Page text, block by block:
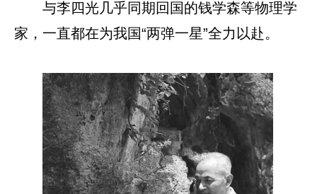
与李四光几乎同期回国的钱学森等物理学
家，一直都在为我国“两弹一星”全力以赴。